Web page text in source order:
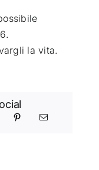
la vita.